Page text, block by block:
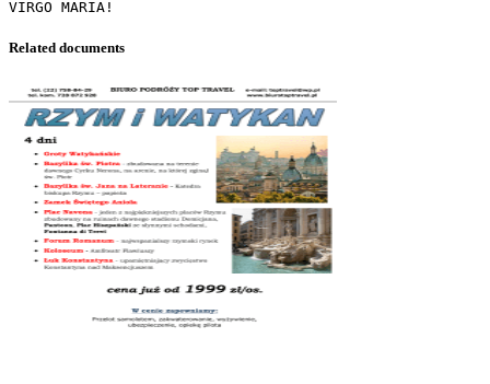
Related documents